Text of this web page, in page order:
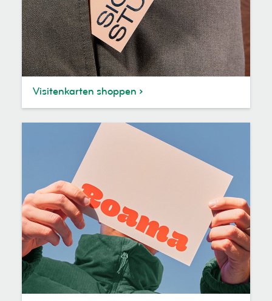
Visitenkarten shoppen